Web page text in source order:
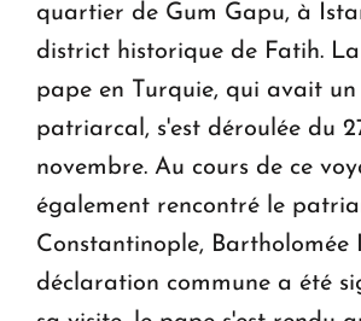
quartier de Gum Gapu, à
district historique de Fatih.
pape en Turquie, qui avait
patriarcal, s'est déroulée du
novembre. Au cours de ce
également rencontré le
Constantinople, Bartholomée
déclaration commune a été